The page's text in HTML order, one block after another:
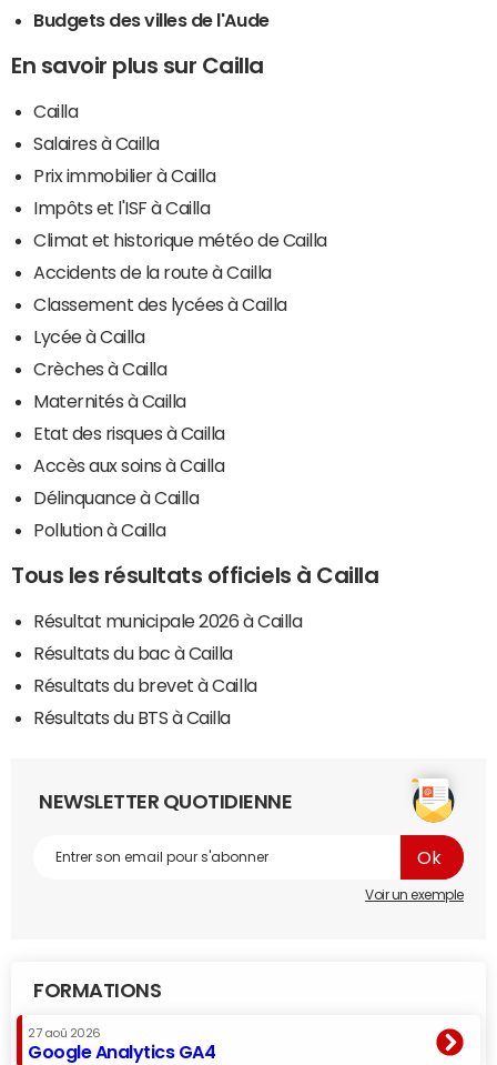
Budgets des villes de l'Aude
En savoir plus sur Cailla
Cailla
Salaires à Cailla
Prix immobilier à Cailla
Impôts et l'ISF à Cailla
Climat et historique météo de Cailla
Accidents de la route à Cailla
Classement des lycées à Cailla
Lycée à Cailla
Crèches à Cailla
Maternités à Cailla
Etat des risques à Cailla
Accès aux soins à Cailla
Délinquance à Cailla
Pollution à Cailla
Tous les résultats officiels à Cailla
Résultat municipale 2026 à Cailla
Résultats du bac à Cailla
Résultats du brevet à Cailla
Résultats du BTS à Cailla
NEWSLETTER QUOTIDIENNE
Voir un exemple
FORMATIONS
27 aoû 2026
Google Analytics GA4